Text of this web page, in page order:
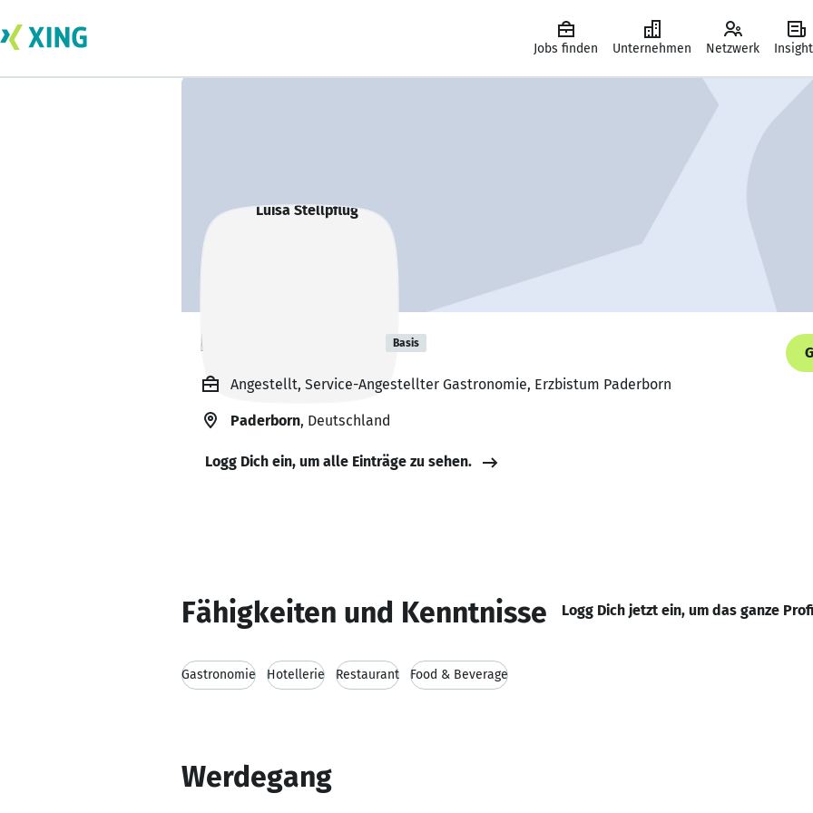
Jobs finden Unternehmen Netzwerk
Luisa Stellpflug Basis
Angestellt, Service-Angestellter Gastronomie, Erzbistum Paderborn
Paderborn, Deutschland
Logg Dich ein, um alle Einträge zu sehen.
Fähigkeiten und Kenntnisse Logg Dich jetzt ein, um das ganze
Gastronomie Hotellerie Restaurant Food & Beverage
Werdegang